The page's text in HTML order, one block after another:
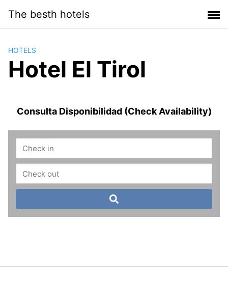
contenido
The besth hotels
HOTELS
Hotel El Tirol
Consulta Disponibilidad (Check Availability)